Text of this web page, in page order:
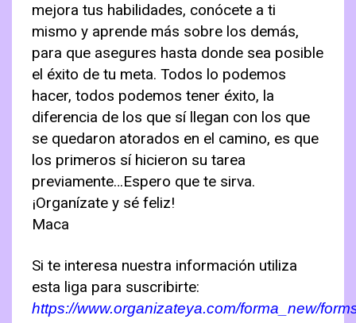
mejora tus habilidades, conócete a ti
mismo y aprende más sobre los demás,
para que asegures hasta donde sea posible
el éxito de tu meta. Todos lo podemos
hacer, todos podemos tener éxito, la
diferencia de los que sí llegan con los que
se quedaron atorados en el camino, es que
los primeros sí hicieron su tarea
previamente…Espero que te sirva.
¡Organízate y sé feliz!
Maca
Si te interesa nuestra información utiliza
esta liga para suscribirte:
https://www.organizateya.com/forma_new/